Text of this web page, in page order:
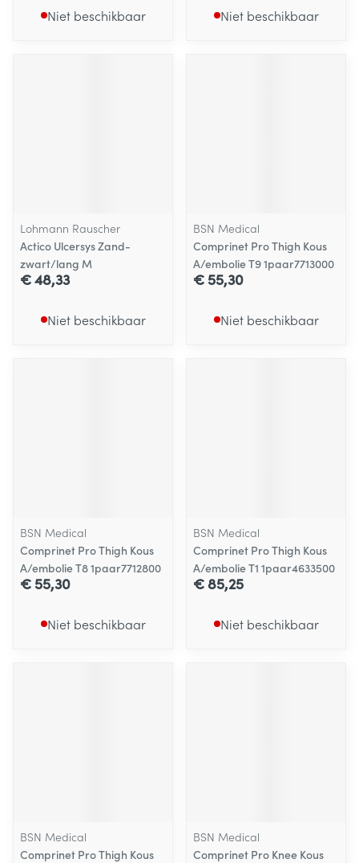
Niet beschikbaar Niet beschikbaar
Lohmann Rauscher
Actico Ulcersys Zand-
zwart/lang M
€ 48,33
Niet beschikbaar
BSN Medical
Comprinet Pro Thigh Kous
A/embolie T9 1paar7713000
€ 55,30
Niet beschikbaar
BSN Medical
Comprinet Pro Thigh Kous
A/embolie T8 1paar7712800
€ 55,30
Niet beschikbaar
BSN Medical
Comprinet Pro Thigh Kous
A/embolie T1 1paar4633500
€ 85,25
Niet beschikbaar
BSN Medical
Comprinet Pro Thigh Kous
BSN Medical
Comprinet Pro Knee Kous